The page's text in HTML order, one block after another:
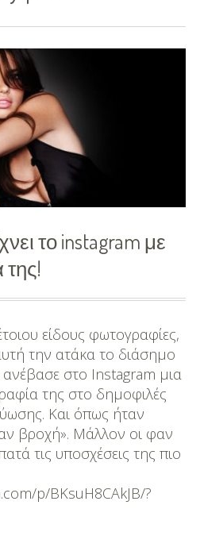
το instagram με
είδους φωτογραφίες,
την ατάκα το διάσημο
στο Instagram μια
της στο δημοφιλές
Και όπως ήταν
βροχή». Μάλλον οι φαν
τις υποσχέσεις της πιο
p/BKsuH8CAkJB/?